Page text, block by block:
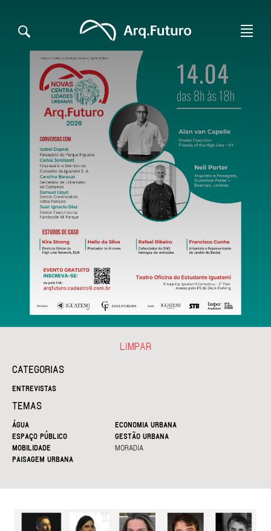
CATEGORIAS
ENTREVISTAS
TEMAS
ÁGUA
ECONOMIA URBANA
ESPAÇO PÚBLICO
GESTÃO URBANA
MOBILIDADE
MORADIA
PAISAGEM URBANA
LIMPAR